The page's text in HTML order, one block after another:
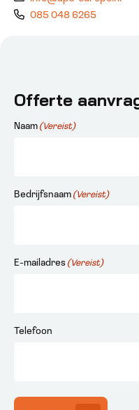
085 048 6265
Offerte
Naam (Vereist)
Bedrijfsnaam (Vereist)
E-mailadres (Vereist)
Telefoon